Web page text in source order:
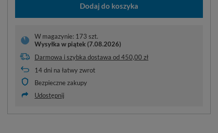
Dodaj do koszyka
W magazynie: 173 szt.
Wysyłka w piątek (7.08.2026)
Darmowa i szybka dostawa od450,00 zł
14dni na łatwy zwrot
Bezpieczne zakupy
Udostępnij